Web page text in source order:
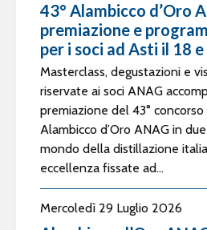
43° Alambicco d’Oro
premiazione e
per i soci ad Asti il 18
Masterclass, degustazioni e
riservate ai soci ANAG
premiazione del 43°
Alambicco d’Oro ANAG in
mondo della distillazione
eccellenza fissate ad...
Mercoledì 29 Luglio 2026